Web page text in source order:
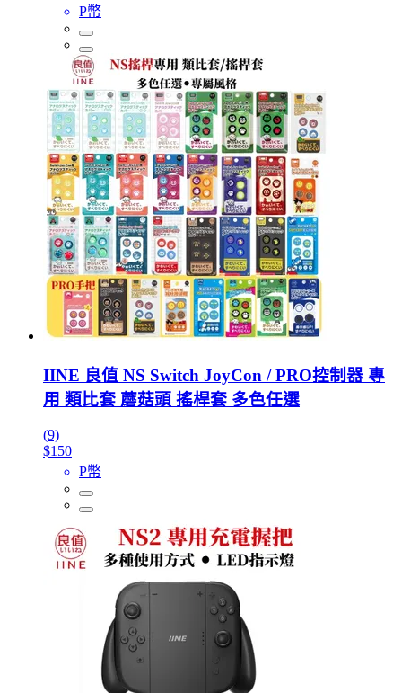
P幣
IINE 良值 NS Switch JoyCon / PRO控制器 專
用 類比套 蘑菇頭 搖桿套 多色任選
(9)
$150
P幣